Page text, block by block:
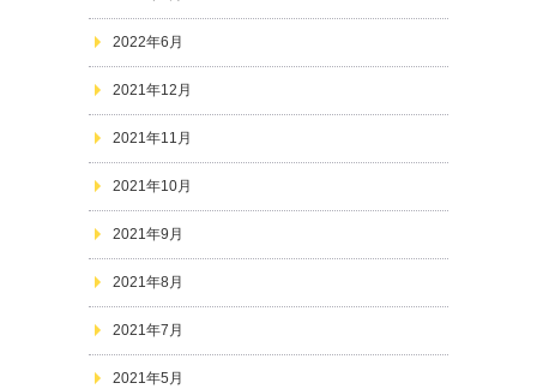
2022年6月
2021年12月
2021年11月
2021年10月
2021年9月
2021年8月
2021年7月
2021年5月